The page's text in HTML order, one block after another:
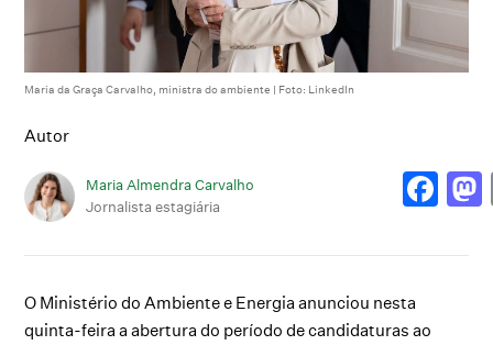
Maria da Graça Carvalho, ministra do ambiente | Foto: LinkedIn
Autor
Maria Almendra Carvalho
Jornalista estagiária
O Ministério do Ambiente e Energia anunciou nesta
quinta-feira a abertura do período de candidaturas ao